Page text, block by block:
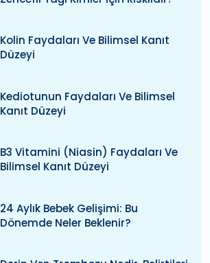
Kolin Faydaları Ve Bilimsel Kanıt
Düzeyi
Kediotunun Faydaları Ve Bilimsel
Kanıt Düzeyi
B3 Vitamini (niasin) Faydaları Ve
Bilimsel Kanıt Düzeyi
24 Aylık Bebek Gelişimi: Bu
Dönemde Neler Beklenir?